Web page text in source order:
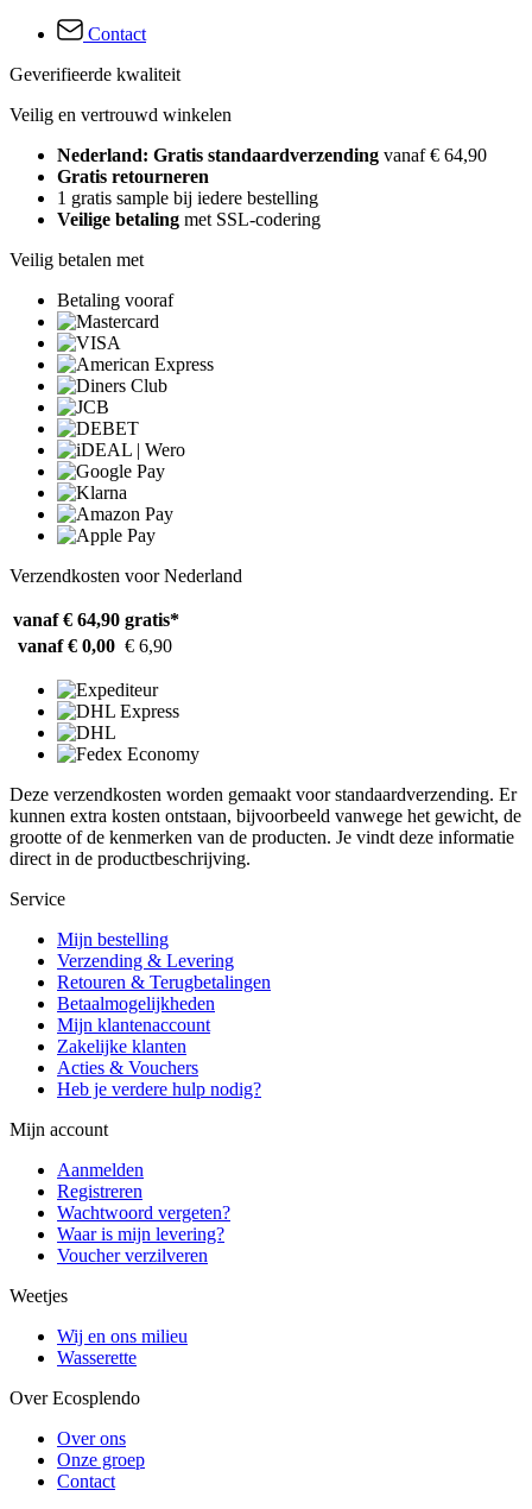
Contact
Geverifieerde kwaliteit
Veilig en vertrouwd winkelen
Nederland: Gratis standaardverzending vanaf € 64,90
Gratis retourneren
1 gratis sample bij iedere bestelling
Veilige betaling met SSL-codering
Veilig betalen met
Betaling vooraf
Verzendkosten voor Nederland
vanaf € 64,90 gratis*
vanaf € 0,00 € 6,90
Deze verzendkosten worden gemaakt voor standaardverzending. Er
kunnen extra kosten ontstaan, bijvoorbeeld vanwege het gewicht, de
grootte of de kenmerken van de producten. Je vindt deze informatie
direct in de productbeschrijving.
Service
Mijn bestelling
Verzending & Levering
Retouren & Terugbetalingen
Betaalmogelijkheden
Mijn klantenaccount
Zakelijke klanten
Acties & Vouchers
Heb je verdere hulp nodig?
Mijn account
Aanmelden
Registreren
Wachtwoord vergeten?
Waar is mijn levering?
Voucher verzilveren
Weetjes
Wij en ons milieu
Wasserette
Over Ecosplendo
Over ons
Onze groep
Contact